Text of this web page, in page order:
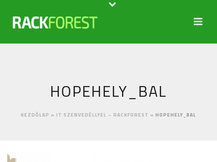
HOPEHELY_BAL
KEZDŐLAP » IT SZENVEDÉLLYEL – RACKFOREST » HOPEHELY_BAL